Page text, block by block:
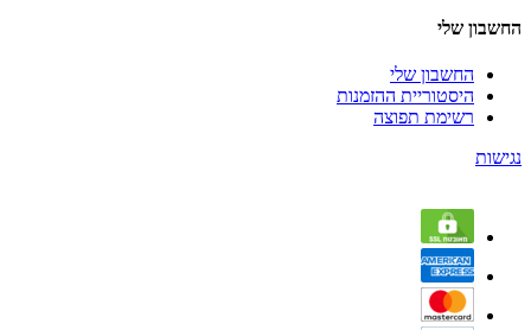
החשבון שלי
החשבון שלי
היסטוריית ההזמנות
רשימת תפוצה
נגישות